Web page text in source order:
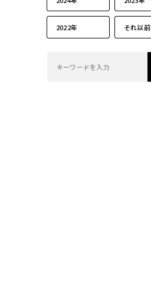
2022年 それ以前